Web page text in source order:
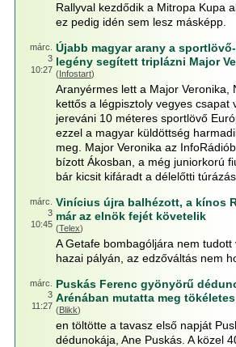
Rallyval kezdődik a Mitropa Kupa
ez pedig idén sem lesz másképp.
márc.
3
10:27
Újabb magyar arany a
legény segített triplázni Major
(Infostart)
Aranyérmes lett a Major Veronika,
kettős a légpisztoly vegyes csapat
jereváni 10 méteres sportlövő
ezzel a magyar küldöttség
meg. Major Veronika az
bízott Ákosban, a még juniorkorú
bár kicsit kifáradt a délelőtti
márc.
3
10:45
Vinícius újra balhézott, a kínos
már az elnök fejét követelik
(Telex)
A Getafe bombagóljára nem tudott
hazai pályán, az edzőváltás nem
márc.
3
11:27
Puskás Ferenc gyönyörű
Arénában mutatta meg
(Blikk)
en töltötte a tavasz első napját
dédunokája, Ane Puskás. A közel